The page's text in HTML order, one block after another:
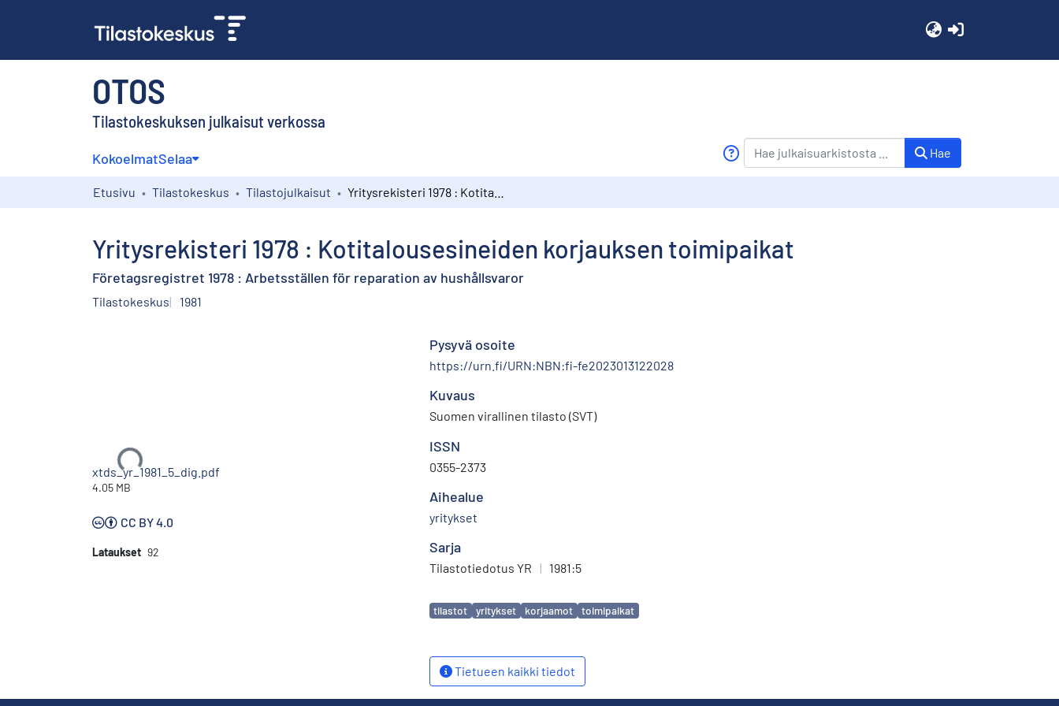
OTOS
Tilastokeskuksen julkaisut verkossa
KokoelmatSelaa Hae
Etusivu Tilastokeskus Tilastojulkaisut
Yritysrekisteri 1978 : Kotitalousesineiden korjauksen toimipaikat
Företagsregistret 1978 : Arbetsställen för reparation av hushållsvaror
Tilastokeskus 1981
Ladataan...
xtds_yr_1981_5_dig.pdf
4.05 MB
CC BY 4.0
Lataukset 92
Pysyvä osoite
https://urn.fi/URN:NBN:fi-fe2023013122028
Kuvaus
Suomen virallinen tilasto (SVT)
ISSN
0355-2373
Aihealue
yritykset
Sarja
Tilastotiedotus YR | 1981:5
Avainsanat
tilastot yritykset korjaamot toimipaikat
Tietueen kaikki tiedot